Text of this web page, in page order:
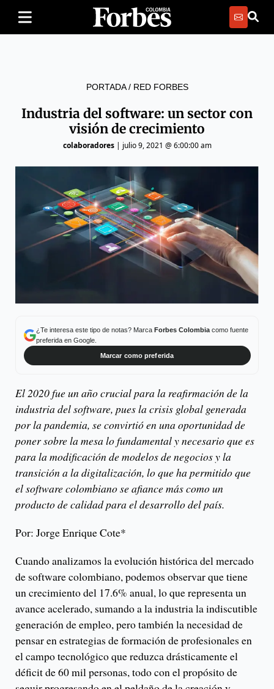
PORTADA/ RED FORBES
Industria del software: un sector con
visión de crecimiento
colaboradores| julio 9, 2021 @ 6:00:00 am
¿Te interesa este tipo de notas? Marca Forbes Colombiacomo fuente
preferida en Google.
Marcar como preferida
El 2020 fue un año crucial para la reafirmación de la
industria del software, pues la crisis global generada
por la pandemia, se convirtió en una oportunidad de
poner sobre la mesa lo fundamental y necesario que es
para la modificación de modelos de negocios y la
transición a la digitalización, lo que ha permitido que
el software colombiano se afiance más como un
producto de calidad para el desarrollo del país.
Por: Jorge Enrique Cote*
Cuando analizamos la evolución histórica del mercado
de software colombiano, podemos observar que tiene
un crecimiento del 17.6% anual, lo que representa un
avance acelerado, sumando a la industria la indiscutible
generación de empleo, pero también la necesidad de
pensar en estrategias de formación de profesionales en
el campo tecnológico que reduzca drásticamente el
déficit de 60 mil personas, todo con el propósito de